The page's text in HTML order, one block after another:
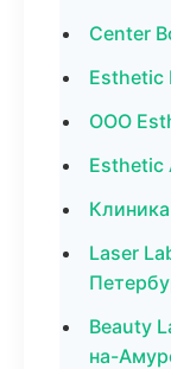
Center
Esthetic
ООО
Esthetic
Laser
Beauty
на-